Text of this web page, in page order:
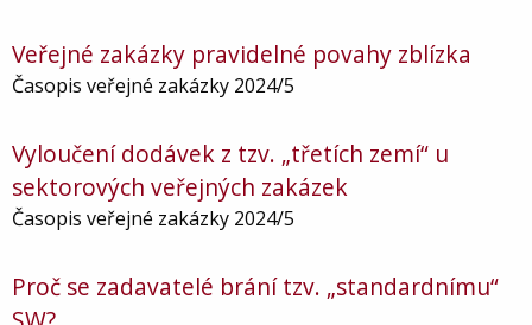
Veřejné zakázky pravidelné povahy zblízka
Časopis veřejné zakázky 2024/5
Vyloučení dodávek z tzv. „třetích zemí“ u
sektorových veřejných zakázek
Časopis veřejné zakázky 2024/5
Proč se zadavatelé brání tzv. „standardnímu“